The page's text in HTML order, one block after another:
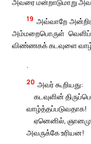
19 அவ்வாறே
அம்மறைபொருள்
விண்ணகக் கடவுளை
.
20 அவர் கூறியது:
கடவுளின்
வாழ்த்தப்படுவதாக!
ஏனெனில்,
அவருக்கே உரியன!